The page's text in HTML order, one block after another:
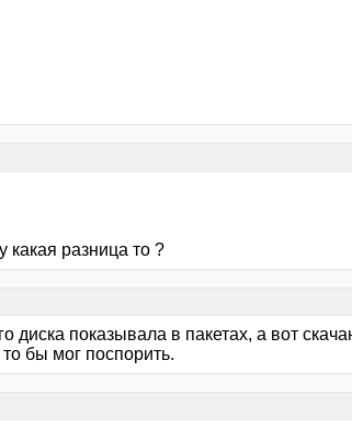
какая разница то ?
диска показывала в пакетах, а вот
бы мог поспорить.